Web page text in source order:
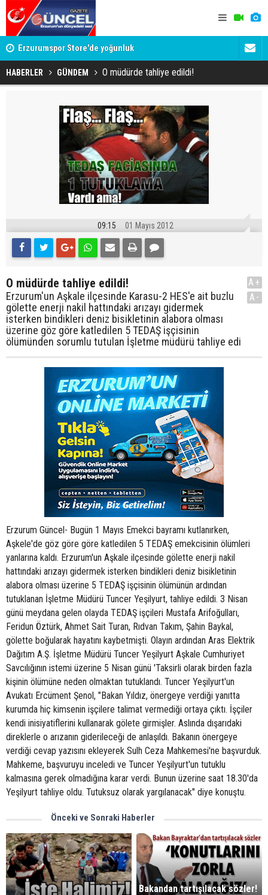
Erzurumspor Store'de yoğunluk Adalet
HABERLER GÜNDEM O müdürde tahliye edildi!
09:15 01 Mayıs 2012
O müdürde tahliye edildi!
Erzurum'un Aşkale ilçesinde Karasu-2 HES'e ait buzlu
gölette enerji nakil hattındaki arızayı gidermek
isterken bindikleri deniz bisikletinin alabora olması
üzerine göz göre katledilen 5 TEDAŞ işçisinin
ölümünden sorumlu tutulan İşletme müdürü tahliye edi
A+
A-
Erzurum Güncel- Bugün 1 Mayıs Emekci bayramı kutlanırken,
Aşkele'de göz göre göre katledilen 5 TEDAŞ emekcisinin ölümleri
yanlarına kaldı. Erzurum'un Aşkale ilçesinde gölette enerji nakil
hattındaki arızayı gidermek isterken bindikleri deniz bisikletinin
alabora olması üzerine 5 TEDAŞ işçisinin ölümünün ardından
tutuklanan İşletme Müdürü Tuncer Yeşilyurt, tahliye edildi. 3 Nisan
günü meydana gelen olayda TEDAŞ işçileri Mustafa Arifoğulları,
Feridun Öztürk, Ahmet Sait Turan, Rıdvan Takım, Şahin Baykal,
gölette boğularak hayatını kaybetmişti. Olayın ardından Aras Elektrik
Dağıtım A.Ş. İşletme Müdürü Tuncer Yeşilyurt Aşkale Cumhuriyet
Savcılığının istemi üzerine 5 Nisan günü 'Taksirli olarak birden fazla
kişinin ölümüne neden olmaktan tutuklandı. Tuncer Yeşilyurt'un
Avukatı Ercüment Şenol, "Bakan Yıldız, önergeye verdiği yanıtta
kurumda hiç kimsenin işçilere talimat vermediği ortaya çıktı. İşçiler
kendi inisiyatiflerini kullanarak gölete girmişler. Aslında dışarıdaki
direklerle o arızanın giderileceği de anlaşıldı. Bakanın önergeye
verdiği cevap yazısını ekleyerek Sulh Ceza Mahkemesi'ne başvurduk.
Mahkeme, başvuruyu inceledi ve Tuncer Yeşilyurt'un tutuklu
kalmasına gerek olmadığına karar verdi. Bunun üzerine saat 18.30'da
Yeşilyurt tahliye oldu. Tutuksuz olarak yargılanacak" diye konuştu.
Önceki ve Sonraki Haberler
Bakandan tartışılacak sözler!